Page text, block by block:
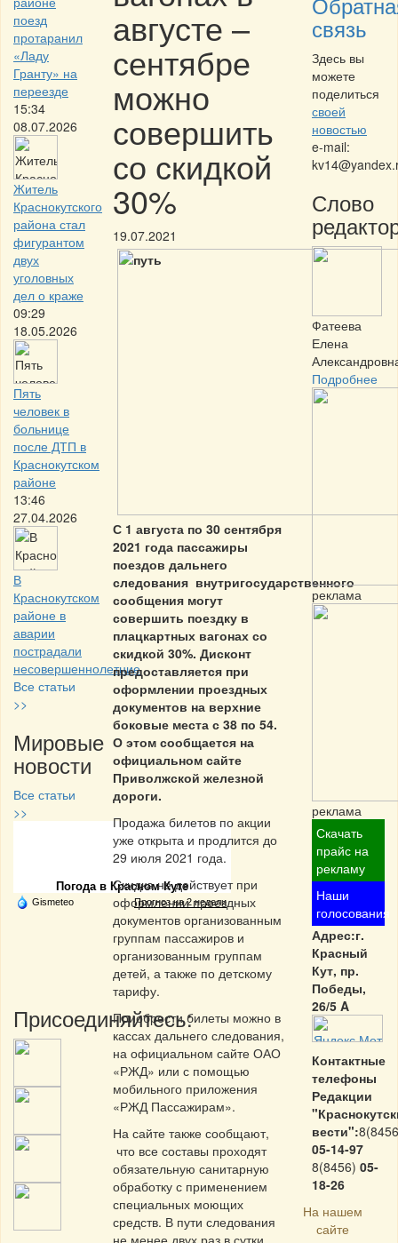
поезд
протаранил
«Ладу
Гранту» на
переезде
15:34
08.07.2026
Житель
Краснокутского
района стал
фигурантом
двух
уголовных
дел о краже
09:29
18.05.2026
Пять
человек в
больнице
после ДТП в
Краснокутском
районе
13:46
27.04.2026
В
Краснокутском
районе в
аварии
пострадали
несовершеннолетние
Все статьи
>>
Мировые
новости
Все статьи
>>
Частная реклама
Погода в Красном Куте
Gismeteo Прогноз на 2 недели
Присоединяйтесь:
августе –
сентябре
можно
совершить
со скидкой
30%
19.07.2021
С 1 августа по 30 сентября
2021 года пассажиры
поездов дальнего
следования внутригосударственного
сообщения могут
совершить поездку в
плацкартных вагонах со
скидкой 30%. Дисконт
предоставляется при
оформлении проездных
документов на верхние
боковые места с 38 по 54.
О этом сообщается на
официальном сайте
Приволжской железной
дороги.
Продажа билетов по акции
уже открыта и продлится до
29 июля 2021 года.
Скидка не действует при
оформлении проездных
документов организованным
группам пассажиров и
организованным группам
детей, а также по детскому
тарифу.
Приобрести билеты можно в
кассах дальнего следования,
на официальном сайте ОАО
«РЖД» или с помощью
мобильного приложения
«РЖД Пассажирам».
На сайте также сообщают,
что все составы проходят
обязательную санитарную
обработку с применением
специальных моющих
средств. В пути следования
связь
Здесь вы
можете
поделиться
своей
новостью
e-mail:
Слово
Фатеева
Елена
Подробнее
реклама
реклама
Скачать
прайс на
рекламу
Наши
голосования
Адрес:г.
Красный
Кут, пр.
Победы,
26/5 A
Контактные
телефоны
Редакции
вести":
05-14-97
8(8456) 05-
18-26
На нашем
сайте